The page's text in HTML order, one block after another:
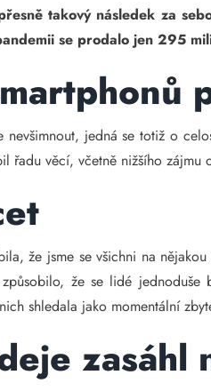
takový následek za
se prodalo jen 295
nevšimnout, jedná se totiž o
řadu věcí, včetně nižšího
že jsme se všichni na
způsobilo, že se lidé
shledala jako momentální
zasáhl